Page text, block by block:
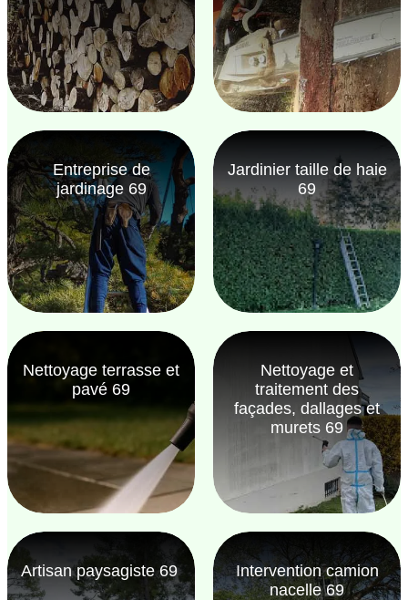
Entreprise de
jardinage 69
Jardinier taille de haie
69
Nettoyage terrasse et
pavé 69
Nettoyage et
traitement des
façades, dallages et
murets 69
Artisan paysagiste 69
Intervention camion
nacelle 69